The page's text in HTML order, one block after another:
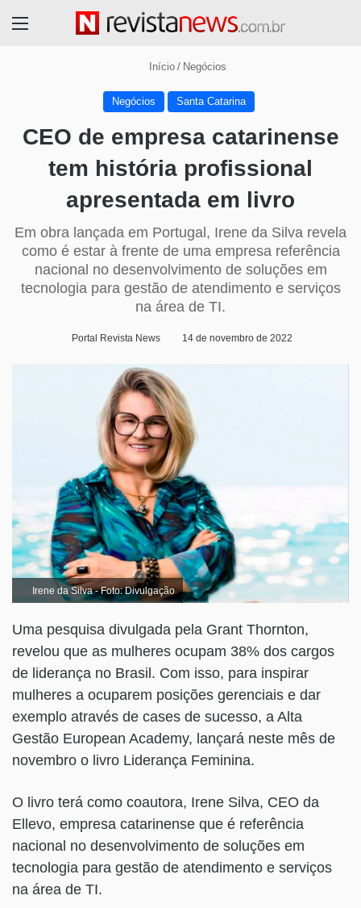
Início / Negócios
Negócios Santa Catarina
CEO de empresa catarinense
tem história profissional
apresentada em livro
Em obra lançada em Portugal, Irene da Silva revela
como é estar à frente de uma empresa referência
nacional no desenvolvimento de soluções em
tecnologia para gestão de atendimento e serviços
na área de TI.
Portal Revista News 14 de novembro de 2022
Irene da Silva - Foto: Divulgação
Uma pesquisa divulgada pela Grant Thornton,
revelou que as mulheres ocupam 38% dos cargos
de liderança no Brasil. Com isso, para inspirar
mulheres a ocuparem posições gerenciais e dar
exemplo através de cases de sucesso, a Alta
Gestão European Academy, lançará neste mês de
novembro o livro Liderança Feminina.
O livro terá como coautora, Irene Silva, CEO da
Ellevo, empresa catarinense que é referência
nacional no desenvolvimento de soluções em
tecnologia para gestão de atendimento e serviços
na área de TI.